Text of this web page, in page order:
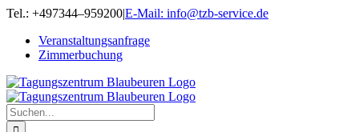
Zum
springen
Tel.: +497344–959200|E-Mail: info@tzb-service.de
Veranstaltungsanfrage
Zimmerbuchung
Suche
nach: